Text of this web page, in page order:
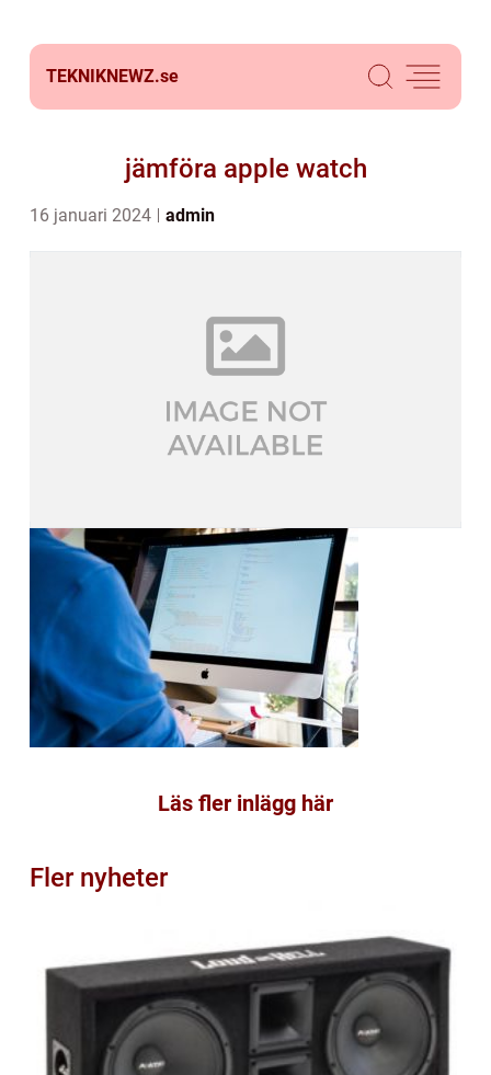
TEKNIKNEWZ.se
jämföra apple watch
16 januari 2024 admin
Läs fler inlägg här
Fler nyheter